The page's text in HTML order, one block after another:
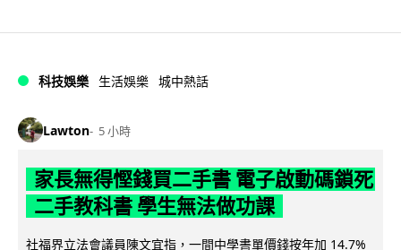
科技娛樂 生活娛樂 城中熱話
Lawton 5 小時
家長無得慳錢買二手書 電子啟動碼鎖死
二手教科書 學生無法做功課
社福界立法會議員陳文宜指，一間中學書單價錢按年加 14.7%